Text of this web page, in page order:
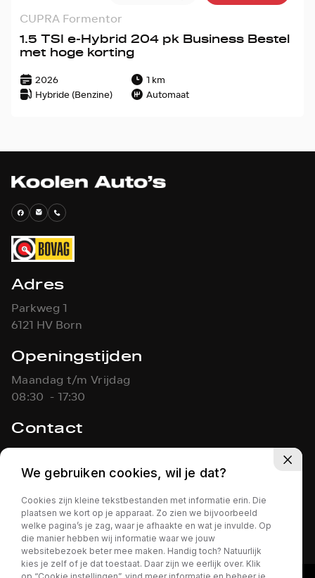
CUPRA Formentor
1.5 TSI e-Hybrid 204 pk Business Bestel
met hoge korting
2026
1 km
Hybride (Benzine)
Automaat
Adres
Parkweg 1
6121 HV Born
Openingstijden
Maandag t/m Vrijdag
08:30 - 17:30
Contact
046-4861451
info@koolen-autos.nl
KOOLEN AUTO'S
Privacy policy
We gebruiken cookies, wil je dat?
Cookies zijn kleine tekstbestanden met informatie erin. Die
plaatsen we kort op je apparaat. Zo zien we bijvoorbeeld
welke pagina’s je zag, waar je afhaakte en wat je invulde. Op
die manier hebben wij informatie waar we jouw
websitebezoek beter mee maken. Handig toch? Natuurlijk
kies je zelf of je dat toestaat. Daar zijn we eerlijk over. Klik